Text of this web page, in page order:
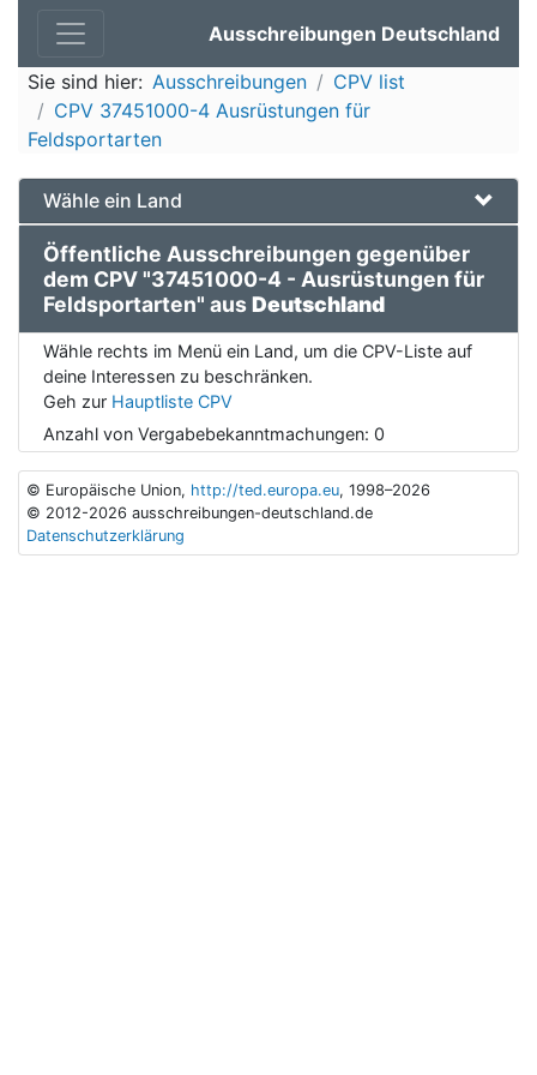
Ausschreibungen Deutschland
Sie sind hier: Ausschreibungen
CPV list
CPV 37451000-4 Ausrüstungen für
Feldsportarten
Wähle ein Land
Öffentliche Ausschreibungen gegenüber
dem CPV "37451000-4 - Ausrüstungen für
Feldsportarten" ausDeutschland
Wähle rechts im Menü ein Land, um die CPV-Liste auf
deine Interessen zu beschränken.
Geh zur Hauptliste CPV
Anzahl von Vergabebekanntmachungen: 0
© Europäische Union, http://ted.europa.eu, 1998–2026
© 2012-2026 ausschreibungen-deutschland.de
Datenschutzerklärung